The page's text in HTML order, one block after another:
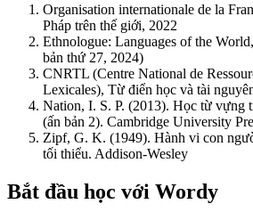
Organisation internationale de la
Pháp trên thế giới, 2022
Ethnologue: Languages of the
bản thứ 27, 2024)
CNRTL (Centre National de
Lexicales), Từ điển học và tài
Nation, I. S. P. (2013). Học từ vựng
(ấn bản 2). Cambridge University
Zipf, G. K. (1949). Hành vi con
tối thiểu. Addison-Wesley
Bắt đầu học với Wordy